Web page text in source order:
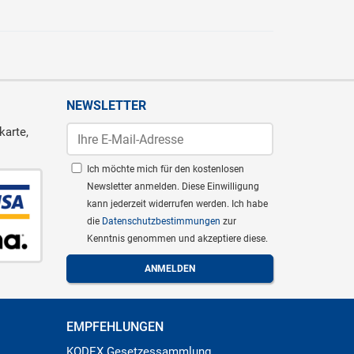
NEWSLETTER
Ich möchte mich für den kostenlosen
Newsletter anmelden. Diese Einwilligung
kann jederzeit widerrufen werden. Ich habe
die Datenschutzbestimmungen zur
Kenntnis genommen und akzeptiere diese.
EMPFEHLUNGEN